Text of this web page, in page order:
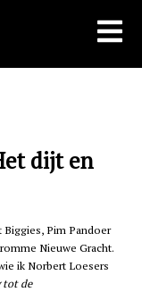
dijt en
Pim Pandoer
Nieuwe Gracht.
ik Norbert Loesers
de